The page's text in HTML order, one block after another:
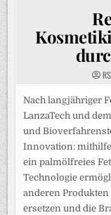
Nach langjähriger
LanzaTech und
und
Innovation:
ein palmölfreies
Technologie
anderen Produkten
ersetzen und die